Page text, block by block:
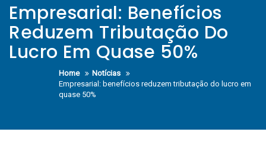
Empresarial: Benefícios
Reduzem Tributação Do
Lucro Em Quase 50%
Home
Notícias
Empresarial: benefícios reduzem tributação do lucro em
quase 50%